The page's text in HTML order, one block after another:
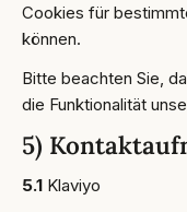
Cookies für
können.
Bitte beachten Sie,
die Funktionalität
5)
5.1 Klaviyo